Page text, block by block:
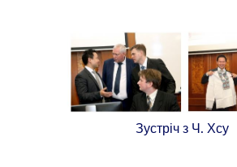
Зустріч з Ч. Хсу